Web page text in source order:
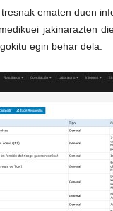
ematen duen
jakinarazten
egin behar dela.